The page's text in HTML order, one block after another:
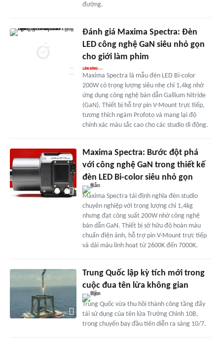
đường.
Đánh giá Maxima Spectra: Đèn
LED công nghệ GaN siêu nhỏ gọn
cho giới làm phim
Maxima Spectra là mẫu đèn LED Bi-color
200W có trọng lượng siêu nhẹ chỉ 1,4kg nhờ
ứng dụng công nghệ bán dẫn Gallium Nitride
(GaN). Thiết bị hỗ trợ pin V-Mount trực tiếp,
tương thích ngàm Profoto và mang lại độ
chính xác màu sắc cao cho các studio di động.
Maxima Spectra: Bước đột phá
với công nghệ GaN trong thiết kế
đèn LED Bi-color siêu nhỏ gọn
Maxima Spectra tái định nghĩa đèn studio
chuyên nghiệp với trọng lượng chỉ 1,4kg
nhưng đạt công suất 200W nhờ công nghệ
bán dẫn GaN. Thiết bị sở hữu độ hoàn màu
chuẩn điện ảnh, hỗ trợ pin V-Mount trực tiếp
và dải màu linh hoạt từ 2600K đến 7000K.
Trung Quốc lập kỳ tích mới trong
cuộc đua tên lửa không gian
Trung Quốc vừa thu hồi thành công tầng đẩy
tái sử dụng của tên lửa Trường Chinh 10B,
trong chuyến bay đầu tiên diễn ra sáng 10/7.